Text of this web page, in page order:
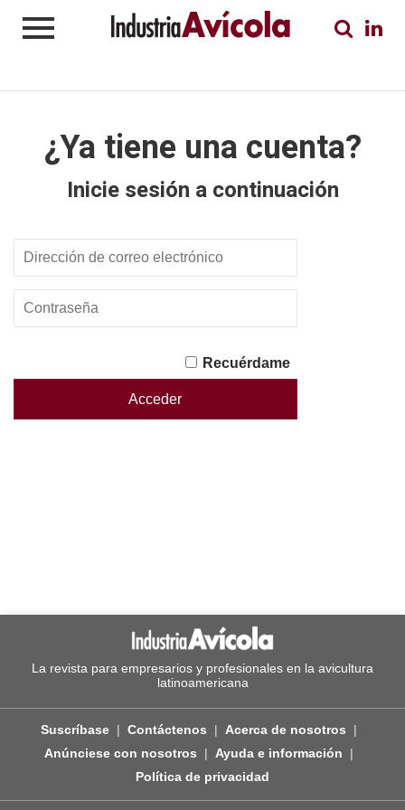
¿Ya tiene una cuenta?
Inicie sesión a continuación
Recuérdame
La revista para empresarios y profesionales en la avicultura
latinoamericana
Suscríbase Contáctenos
Acerca de nosotros
Anúnciese con nosotros
Ayuda e información
Política de privacidad